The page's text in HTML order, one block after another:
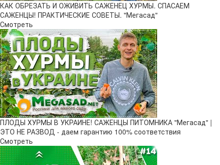
КАК ОБРЕЗАТЬ И ОЖИВИТЬ САЖЕНЕЦ ХУРМЫ. СПАСАЕМ
САЖЕНЦЫ! ПРАКТИЧЕСКИЕ СОВЕТЫ. "Мегасад"
Смотреть
ПЛОДЫ ХУРМЫ В УКРАИНЕ! САЖЕНЦЫ ПИТОМНИКА "Мегасад" |
ЭТО НЕ РАЗВОД - даем гарантию 100% соответствия
Смотреть